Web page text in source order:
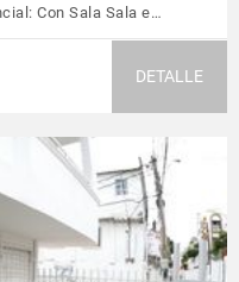
Con Sala Sala e…
DETALLE